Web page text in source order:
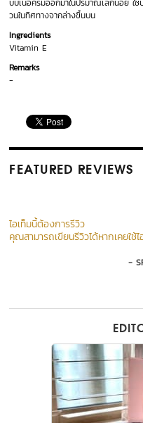
บีบเนื้อครีมออกมาในปริมาณเล็กน้อย ใ
วนในทิศทางจากล่างขึ้นบน
Ingredients
Vitamin E
Remarks
-
FEATURED REVIEWS
ไอเท็มนี้ต้องการรีวิว
คุณสามารถเขียนรีวิวได้หากเคยใช้ไ
-